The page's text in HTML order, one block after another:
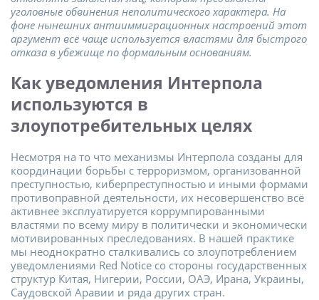
уголовные обвинения неполитического характера. На
фоне нынешних антииммиграционных настроений этот
аргумент всё чаще используется властями для быстрого
отказа в убежище по формальным основаниям.
Как уведомления Интерпола
используются в
злоупотребительных целях
Несмотря на то что механизмы Интерпола созданы для
координации борьбы с терроризмом, организованной
преступностью, киберпреступностью и иными формами
противоправной деятельности, их несовершенство всё
активнее эксплуатируется коррумпированными
властями по всему миру в политически и экономически
мотивированных преследованиях. В нашей практике
мы неоднократно сталкивались со злоупотреблением
уведомлениями Red Notice со стороны государственных
структур Китая, Нигерии, России, ОАЭ, Ирана, Украины,
Саудовской Аравии и ряда других стран.